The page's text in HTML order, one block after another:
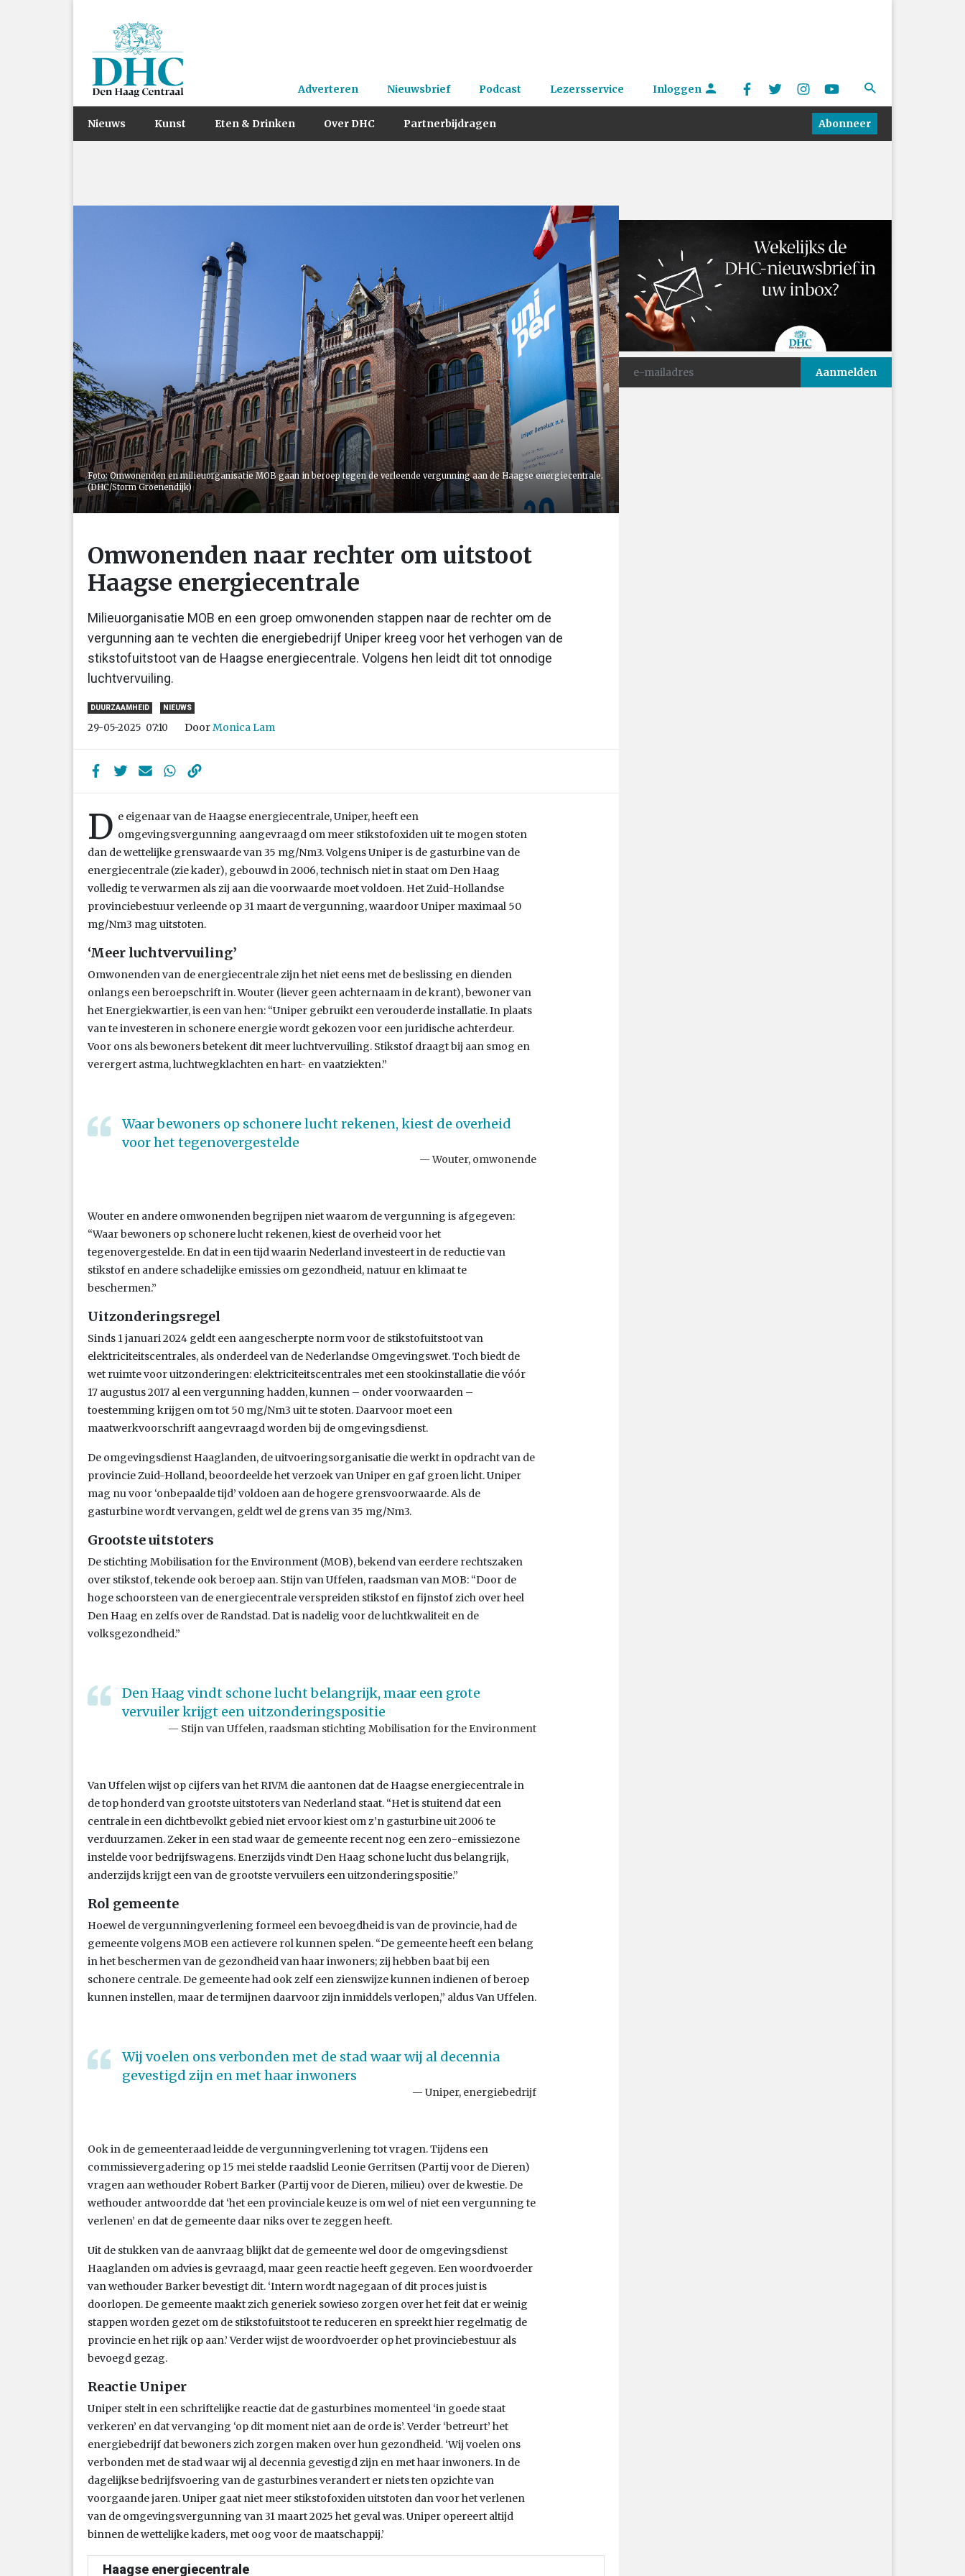
Adverteren Nieuwsbrief Podcast Lezersservice Inloggen
Nieuws Kunst Eten & Drinken Over DHC Partnerbijdragen Abonneer
Foto: Omwonenden en milieuorganisatie MOB gaan in beroep tegen de verleende vergunning aan de Haagse energiecentrale.
(DHC/Storm Groenendijk)
Omwonenden naar rechter om uitstoot
Haagse energiecentrale
Milieuorganisatie MOB en een groep omwonenden stappen naar de rechter om de
vergunning aan te vechten die energiebedrijf Uniper kreeg voor het verhogen van de
stikstofuitstoot van de Haagse energiecentrale. Volgens hen leidt dit tot onnodige
luchtvervuiling.
DUURZAAMHEID NIEUWS
29-05-2025 07:10 DoorMonica Lam
D e eigenaar van de Haagse energiecentrale, Uniper, heeft een
omgevingsvergunning aangevraagd om meer stikstofoxiden uit te mogen stoten
dan de wettelijke grenswaarde van 35 mg/Nm3. Volgens Uniper is de gasturbine van de
energiecentrale (zie kader), gebouwd in 2006, technisch niet in staat om Den Haag
volledig te verwarmen als zij aan die voorwaarde moet voldoen. Het Zuid-Hollandse
provinciebestuur verleende op 31 maart de vergunning, waardoor Uniper maximaal 50
mg/Nm3 mag uitstoten.
‘Meer luchtvervuiling’
Omwonenden van de energiecentrale zijn het niet eens met de beslissing en dienden
onlangs een beroepschrift in. Wouter (liever geen achternaam in de krant), bewoner van
het Energiekwartier, is een van hen: “Uniper gebruikt een verouderde installatie. In plaats
van te investeren in schonere energie wordt gekozen voor een juridische achterdeur.
Voor ons als bewoners betekent dit meer luchtvervuiling. Stikstof draagt bij aan smog en
verergert astma, luchtwegklachten en hart- en vaatziekten.”
Waar bewoners op schonere lucht rekenen, kiest de overheid
voor het tegenovergestelde
Wouter, omwonende
Wouter en andere omwonenden begrijpen niet waarom de vergunning is afgegeven:
“Waar bewoners op schonere lucht rekenen, kiest de overheid voor het
tegenovergestelde. En dat in een tijd waarin Nederland investeert in de reductie van
stikstof en andere schadelijke emissies om gezondheid, natuur en klimaat te
beschermen.”
Uitzonderingsregel
Sinds 1 januari 2024 geldt een aangescherpte norm voor de stikstofuitstoot van
elektriciteitscentrales, als onderdeel van de Nederlandse Omgevingswet. Toch biedt de
wet ruimte voor uitzonderingen: elektriciteitscentrales met een stookinstallatie die vóór
17 augustus 2017 al een vergunning hadden, kunnen – onder voorwaarden –
toestemming krijgen om tot 50 mg/Nm3 uit te stoten. Daarvoor moet een
maatwerkvoorschrift aangevraagd worden bij de omgevingsdienst.
De omgevingsdienst Haaglanden, de uitvoeringsorganisatie die werkt in opdracht van de
provincie Zuid-Holland, beoordeelde het verzoek van Uniper en gaf groen licht. Uniper
mag nu voor ‘onbepaalde tijd’ voldoen aan de hogere grensvoorwaarde. Als de
gasturbine wordt vervangen, geldt wel de grens van 35 mg/Nm3.
Grootste uitstoters
De stichting Mobilisation for the Environment (MOB), bekend van eerdere rechtszaken
over stikstof, tekende ook beroep aan. Stijn van Uffelen, raadsman van MOB: “Door de
hoge schoorsteen van de energiecentrale verspreiden stikstof en fijnstof zich over heel
Den Haag en zelfs over de Randstad. Dat is nadelig voor de luchtkwaliteit en de
volksgezondheid.”
Den Haag vindt schone lucht belangrijk, maar een grote
vervuiler krijgt een uitzonderingspositie
Stijn van Uffelen, raadsman stichting Mobilisation for the Environment
Van Uffelen wijst op cijfers van het RIVM die aantonen dat de Haagse energiecentrale in
de top honderd van grootste uitstoters van Nederland staat. “Het is stuitend dat een
centrale in een dichtbevolkt gebied niet ervoor kiest om z’n gasturbine uit 2006 te
verduurzamen. Zeker in een stad waar de gemeente recent nog een zero-emissiezone
instelde voor bedrijfswagens. Enerzijds vindt Den Haag schone lucht dus belangrijk,
anderzijds krijgt een van de grootste vervuilers een uitzonderingspositie.”
Rol gemeente
Hoewel de vergunningverlening formeel een bevoegdheid is van de provincie, had de
gemeente volgens MOB een actievere rol kunnen spelen. “De gemeente heeft een belang
in het beschermen van de gezondheid van haar inwoners; zij hebben baat bij een
schonere centrale. De gemeente had ook zelf een zienswijze kunnen indienen of beroep
kunnen instellen, maar de termijnen daarvoor zijn inmiddels verlopen,” aldus Van Uffelen.
Wij voelen ons verbonden met de stad waar wij al decennia
gevestigd zijn en met haar inwoners
Uniper, energiebedrijf
Ook in de gemeenteraad leidde de vergunningverlening tot vragen. Tijdens een
commissievergadering op 15 mei stelde raadslid Leonie Gerritsen (Partij voor de Dieren)
vragen aan wethouder Robert Barker (Partij voor de Dieren, milieu) over de kwestie. De
wethouder antwoordde dat ‘het een provinciale keuze is om wel of niet een vergunning te
verlenen’ en dat de gemeente daar niks over te zeggen heeft.
Uit de stukken van de aanvraag blijkt dat de gemeente wel door de omgevingsdienst
Haaglanden om advies is gevraagd, maar geen reactie heeft gegeven. Een woordvoerder
van wethouder Barker bevestigt dit. ‘Intern wordt nagegaan of dit proces juist is
doorlopen. De gemeente maakt zich generiek sowieso zorgen over het feit dat er weinig
stappen worden gezet om de stikstofuitstoot te reduceren en spreekt hier regelmatig de
provincie en het rijk op aan.’ Verder wijst de woordvoerder op het provinciebestuur als
bevoegd gezag.
Reactie Uniper
Uniper stelt in een schriftelijke reactie dat de gasturbines momenteel ‘in goede staat
verkeren’ en dat vervanging ‘op dit moment niet aan de orde is’. Verder ‘betreurt’ het
energiebedrijf dat bewoners zich zorgen maken over hun gezondheid. ‘Wij voelen ons
verbonden met de stad waar wij al decennia gevestigd zijn en met haar inwoners. In de
dagelijkse bedrijfsvoering van de gasturbines verandert er niets ten opzichte van
voorgaande jaren. Uniper gaat niet meer stikstofoxiden uitstoten dan voor het verlenen
van de omgevingsvergunning van 31 maart 2025 het geval was. Uniper opereert altijd
binnen de wettelijke kaders, met oog voor de maatschappij.’
Haagse energiecentrale